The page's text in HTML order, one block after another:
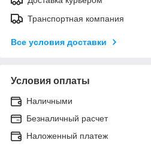
Транспортная компания
Все условия доставки
Условия оплаты
Наличными
Безналичный расчет
Наложенный платеж